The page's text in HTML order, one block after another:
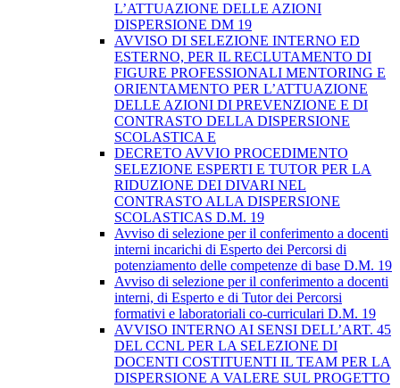
L’ATTUAZIONE DELLE AZIONI
DISPERSIONE DM 19
AVVISO DI SELEZIONE INTERNO ED
ESTERNO, PER IL RECLUTAMENTO DI
FIGURE PROFESSIONALI MENTORING E
ORIENTAMENTO PER L’ATTUAZIONE
DELLE AZIONI DI PREVENZIONE E DI
CONTRASTO DELLA DISPERSIONE
SCOLASTICA E
DECRETO AVVIO PROCEDIMENTO
SELEZIONE ESPERTI E TUTOR PER LA
RIDUZIONE DEI DIVARI NEL
CONTRASTO ALLA DISPERSIONE
SCOLASTICAS D.M. 19
Avviso di selezione per il conferimento a docenti
interni incarichi di Esperto dei Percorsi di
potenziamento delle competenze di base D.M. 19
Avviso di selezione per il conferimento a docenti
interni, di Esperto e di Tutor dei Percorsi
formativi e laboratoriali co-curriculari D.M. 19
AVVISO INTERNO AI SENSI DELL’ART. 45
DEL CCNL PER LA SELEZIONE DI
DOCENTI COSTITUENTI IL TEAM PER LA
DISPERSIONE A VALERE SUL PROGETTO